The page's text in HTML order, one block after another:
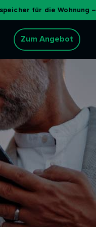
Wohnung – 99 € Rabatt
Zum Angebot